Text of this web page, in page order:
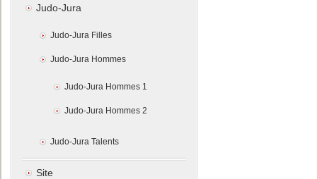
Judo-Jura
Judo-Jura Filles
Judo-Jura Hommes
Judo-Jura Hommes 1
Judo-Jura Hommes 2
Judo-Jura Talents
Site